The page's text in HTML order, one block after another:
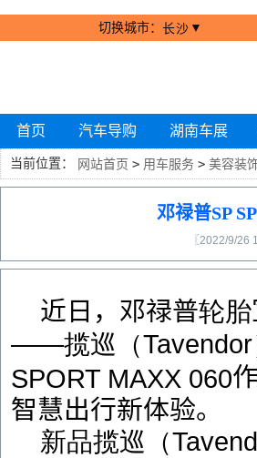
切换城市： 长沙 ▼
首页 汽车导购 湖南车展
当前位置： 网站首页 > 用车服务 > 美容装
邓禄普SP
〖2022/9/26
近日，邓禄普轮胎
——揽巡（Tavendor
SPORT MAXX 060
智慧出行新体验。
新品揽巡（